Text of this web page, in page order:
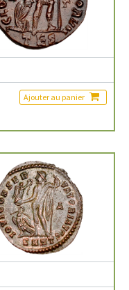
Ajouter au panier